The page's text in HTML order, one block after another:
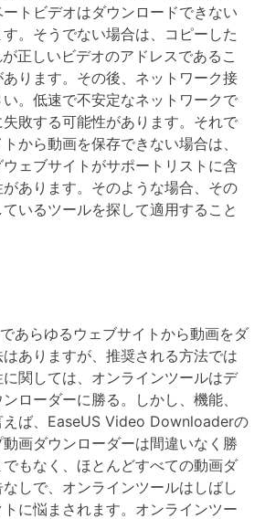
トビデオはダウンロードできない
。そうでない場合は、コピーした
正しいビデオのアドレスであるこ
ります。その後、ネットワーク接
。低速で不安定なネットワークで
敗する可能性があります。それで
から動画を保存できない場合は、
ェブサイトがサポートリストに含
あります。そのような場合、その
いるツールを探して適用すること
あらゆるウェブサイトから動画をダ
ありますが、推奨される方法では
関しては、オンラインツールはデ
ローダーに勝る。しかし、機能、
えば、EaseUS Video Downloaderの
画ダウンローダーは間違いなく勝
もなく、ほとんどすべての動画ダ
しで、オンラインツールはしばし
に悩まされます。オンラインツー